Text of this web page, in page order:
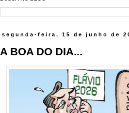
segunda-feira, 15 de junho de
A BOA DO DIA...